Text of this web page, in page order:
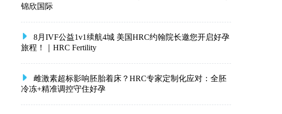
锦欣国际
8月IVF公益1v1续航4城 美国HRC约翰院长邀您开启好孕
旅程！｜HRC Fertility
雌激素超标影响胚胎着床？HRC专家定制化应对：全胚
冷冻+精准调控守住好孕